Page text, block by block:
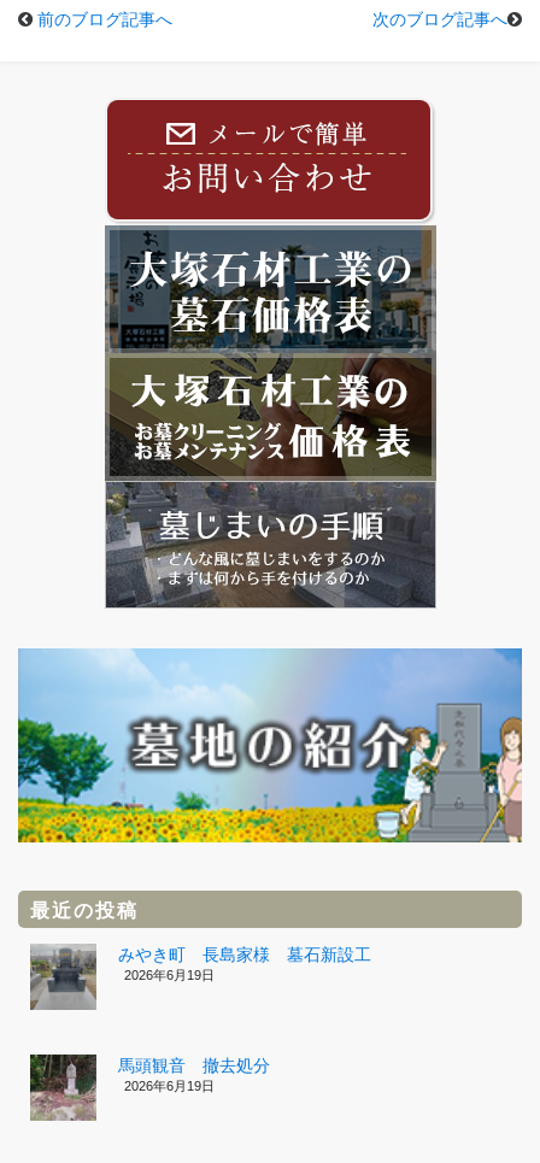
前のブログ記事へ 次のブログ記事へ
最近の投稿
みやき町 長島家様 墓石新設工
2026年6月19日
馬頭観音 撤去処分
2026年6月19日